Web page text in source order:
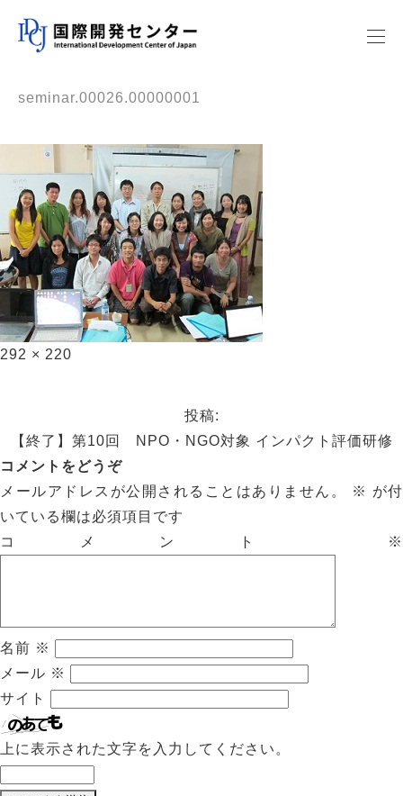
seminar.00026.00000001
292 × 220
投稿:
【終了】第10回 NPO・NGO対象 インパクト評価研修
コメントをどうぞ
メールアドレスが公開されることはありません。
※ が付
いている欄は必須項目です
コメント
※
名前 ※
メール ※
サイト
上に表示された文字を入力してください。